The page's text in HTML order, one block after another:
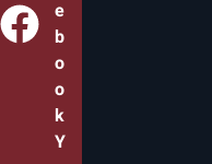
e
b
o
o
k
Y